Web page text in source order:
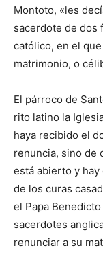
Montoto, «les
sacerdote de dos
católico, en el
matrimonio, o
El párroco de
rito latino la
haya recibido el
renuncia, sino de
está abierto y
de los curas
el Papa
sacerdotes
renunciar a su